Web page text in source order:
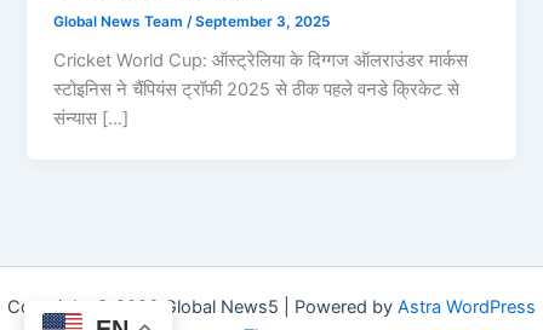
Global News Team /September 3, 2025
Cricket World Cup: ऑस्ट्रेलिया के दिग्गज ऑलराउंडर मार्कस
स्टोइनिस ने चैंपियंस ट्रॉफी 2025 से ठीक पहले वनडे क्रिकेट से
संन्यास […]
Copyright © 2026 Global News5 | Powered by Astra WordPress